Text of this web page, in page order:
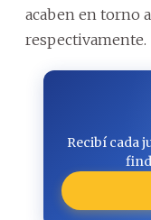
acaben en torno
respectivamente.
Recibí cada